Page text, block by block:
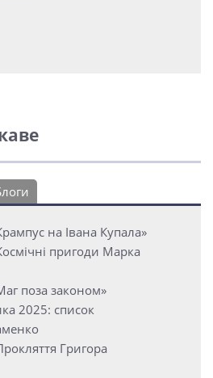
на Івана Купала»
пригоди Марка
поза законом»
2025: список
Григора